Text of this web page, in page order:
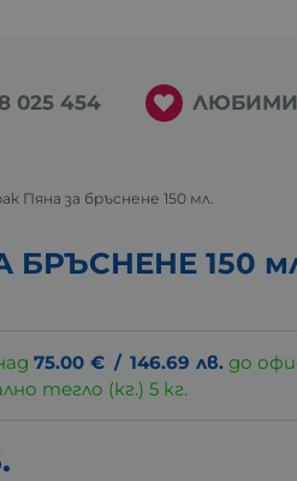
025 454 ЛЮБИМИ
Пяна за бръснене 150 мл.
БРЪСНЕНЕ 150
75.00 € / 146.69 лв. до
тегло (кг.) 5 кг.